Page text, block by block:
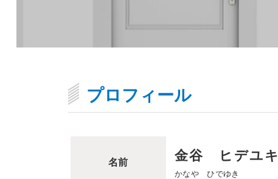
プロフィール
名前 金谷 ヒデユキ
かなや ひでゆき